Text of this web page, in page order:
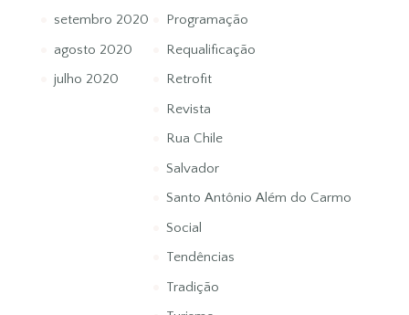
setembro 2020
agosto 2020
julho 2020
Programação
Requalificação
Retrofit
Revista
Rua Chile
Salvador
Santo Antônio Além do Carmo
Social
Tendências
Tradição